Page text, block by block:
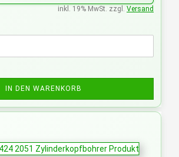
inkl. 19% MwSt. zzgl. Versand
IN DEN WARENKORB